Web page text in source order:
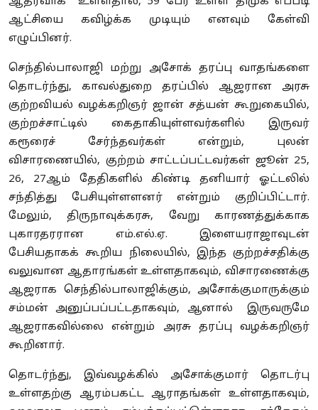
ஆட்சியை கவிழ்க்க முடியும் எனவும் கேள்வி
எழுப்பினர்.
செந்தில்பாலாஜி மற்று அசோக் தரப்பு வாதங்களை
தொடர்ந்து, காவல்துறை தரப்பில் ஆஜரான அரசு
குற்றவியல் வழக்கறிஞர் ஜான் சத்யன் கூறுகையில்,
குற்றச்சாட்டில் கைதாகியுள்ளவர்களில் இருவர்
கரூரைச் சேர்ந்தவர்கள் என்றும், புலன்
விசாரணையில், குற்றம் சாட்டப்பட்டவர்கள் ஜூன் 25,
26, 27ஆம் தேதிகளில் கிண்டி தனியார் ஓட்டலில்
சந்தித்து பேசியுள்ளளனர் என்றும் குறிப்பிட்டார்.
மேலும், திருநாவுக்கரசு, வேறு காரணத்துக்காக
புகாரதரரான எம்.எல்.ஏ. இளையராஜாவுடன்
பேசியதாகக் கூறிய நிலையில், இந்த குற்றச்சதிக்கு
வலுவான ஆதாரங்கள் உள்ளதாகவும், விசாரணைக்கு
ஆஜராக செந்தில்பாலாஜிக்கும், அசோக்குமாருக்கும்
சம்மன் அனுப்பப்பட்டதாகவும், ஆனால் இருவருமே
ஆஜராகவில்லை என்றும் அரசு தரப்பு வழக்கறிஞர்
கூறினார்.
தொடர்ந்து, இவ்வழக்கில் அசோக்குமார் தொடர்பு
உள்ளதற்கு ஆரம்பகட்ட ஆராதங்கள் உள்ளதாகவும்,